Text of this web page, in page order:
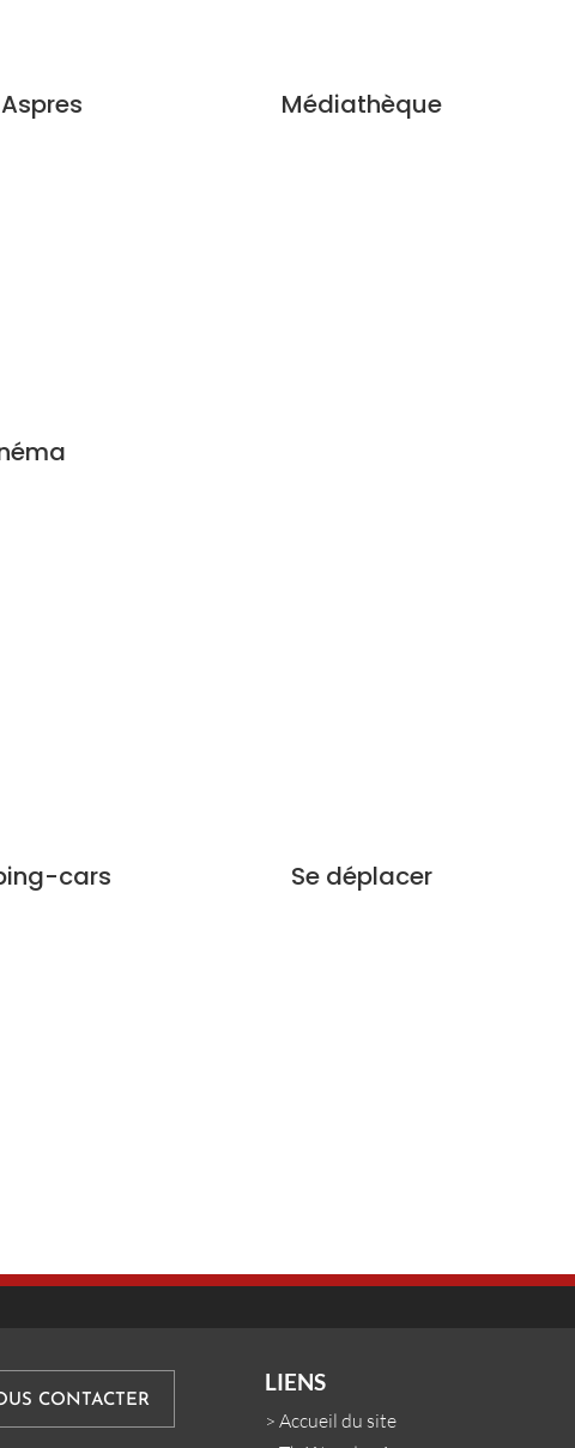
Médiathèque
cars Se déplacer
CONTACTER
LIENS
>Accueil du site